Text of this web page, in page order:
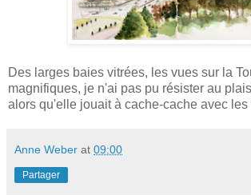
Des larges baies vitrées, les vues sur la
magnifiques, je n'ai pas pu résister au
alors qu'elle jouait à cache-cache avec les
Anne Weber at 09:00
Partager